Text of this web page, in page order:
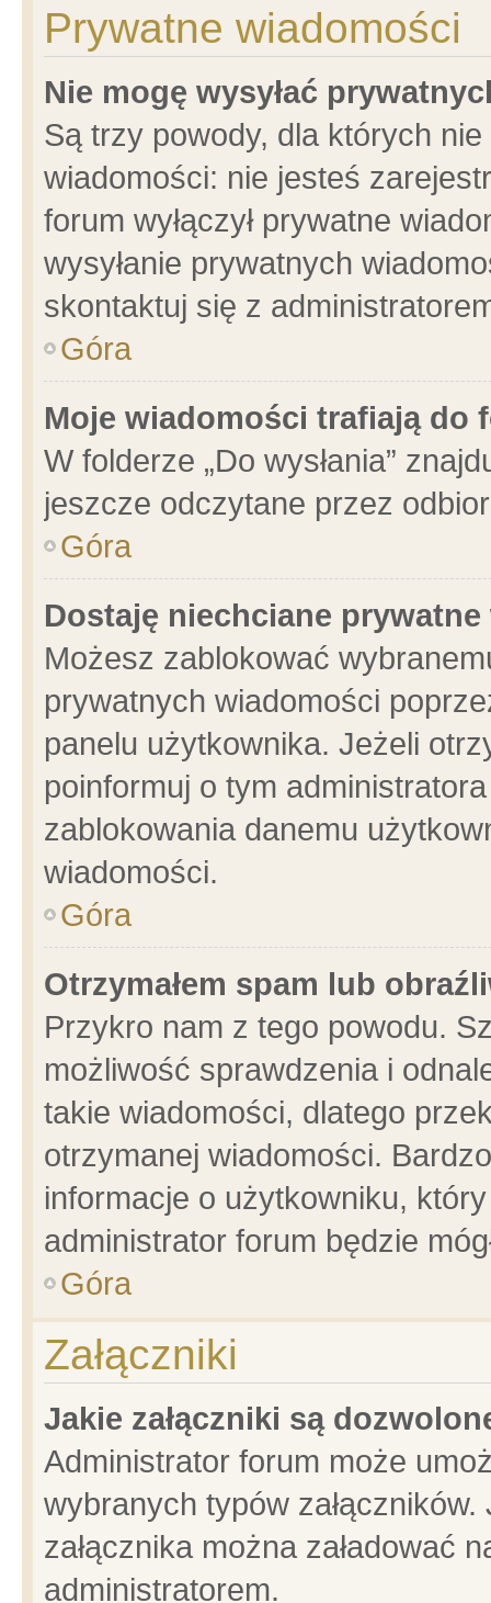
Prywatne wiadomości
Nie mogę wysyłać
Są trzy powody, dla których
wiadomości: nie jesteś
forum wyłączył prywatne
wysyłanie prywatnych
skontaktuj się z
Góra
Moje wiadomości trafiają do
W folderze „Do wysłania”
jeszcze odczytane przez
Góra
Dostaję niechciane
Możesz zablokować
prywatnych wiadomości
panelu użytkownika. Jeżeli
poinformuj o tym
zablokowania danemu
wiadomości.
Góra
Otrzymałem spam lub
Przykro nam z tego powodu.
możliwość sprawdzenia i
takie wiadomości, dlatego
otrzymanej wiadomości.
informacje o użytkowniku,
administrator forum będzie
Góra
Załączniki
Jakie załączniki są
Administrator forum może
wybranych typów
załącznika można załadować
administratorem.